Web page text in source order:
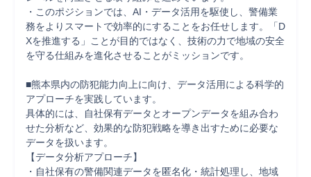
・このポジションでは、AI・データ活用を駆使し、警備業
務をよりスマートで効率的にすることをお任せします。「D
Xを推進する」ことが目的ではなく、技術の力で地域の安全
を守る仕組みを進化させることがミッションです。
■熊本県内の防犯能力向上に向け、データ活用による科学的
アプローチを実践しています。
具体的には、自社保有データとオープンデータを組み合わ
せた分析など、効果的な防犯戦略を導き出すために必要な
データを扱います。
【データ分析アプローチ】
・自社保有の警備関連データを匿名化・統計処理し、地域